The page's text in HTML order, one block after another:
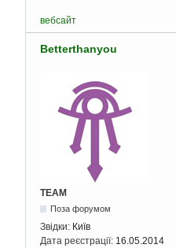
вебсайт
Betterthanyou
TEAM
Поза форумом
Звідки: Київ
Дата реєстрації: 16.05.2014